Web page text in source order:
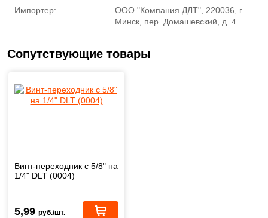
Импортер:
ООО "Компания ДЛТ", 220036, г.
Минск, пер. Домашевский, д. 4
Сопутствующие товары
Винт-переходник с 5/8" на
1/4" DLT (0004)
5,99 руб./шт.